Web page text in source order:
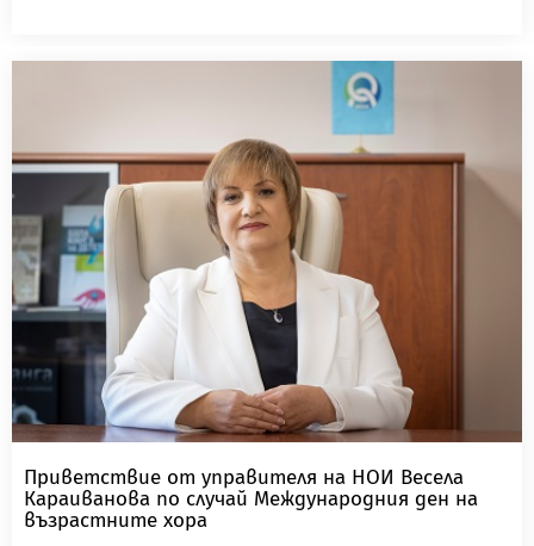
Приветствие от управителя на НОИ Весела
Караиванова по случай Международния ден на
възрастните хора